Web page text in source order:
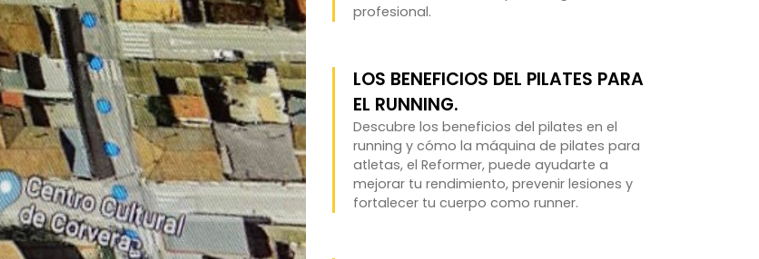
profesional.
LOS BENEFICIOS DEL PILATES PARA
EL RUNNING.
Descubre los beneficios del pilates en el
running y cómo la máquina de pilates para
atletas, el Reformer, puede ayudarte a
mejorar tu rendimiento, prevenir lesiones y
fortalecer tu cuerpo como runner.